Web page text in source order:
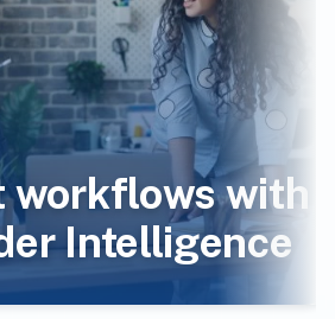
workflows with
Intelligence